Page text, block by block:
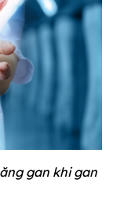
gan khi gan